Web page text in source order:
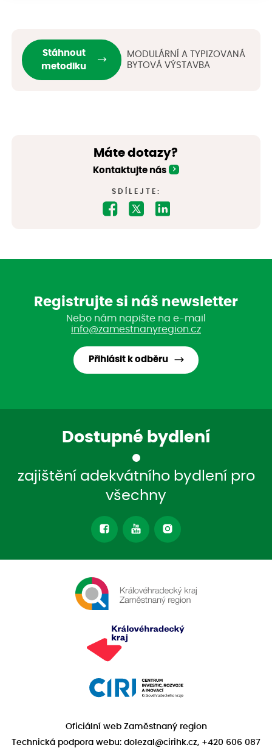
Stáhnout
metodiku
MODULÁRNÍ A TYPIZOVANÁ
BYTOVÁ VÝSTAVBA
Máte dotazy?
Kontaktujte nás
SDÍLEJTE:
Registrujte si náš newsletter
Nebo nám napište na e-mail
info@zamestnanyregion.cz
Přihlásit k odběru
Dostupné bydlení
zajištění adekvátního bydlení pro
všechny
Oficiální web Zaměstnaný region
Technická podpora webu: dolezal@cirihk.cz, +420 606 087